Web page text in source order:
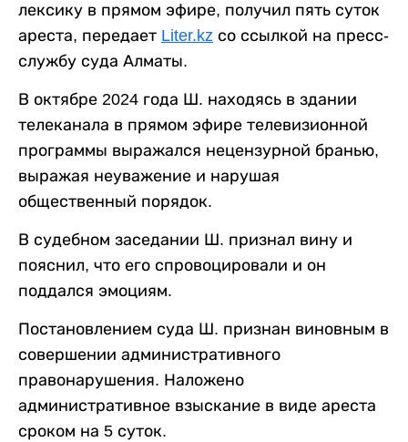
лексику в прямом эфире, получил пять суток
ареста, передает Liter.kz со ссылкой на пресс-
службу суда Алматы.
В октябре 2024 года Ш. находясь в здании
телеканала в прямом эфире телевизионной
программы выражался нецензурной бранью,
выражая неуважение и нарушая
общественный порядок.
В судебном заседании Ш. признал вину и
пояснил, что его спровоцировали и он
поддался эмоциям.
Постановлением суда Ш. признан виновным в
совершении административного
правонарушения. Наложено
административное взыскание в виде ареста
сроком на 5 суток.